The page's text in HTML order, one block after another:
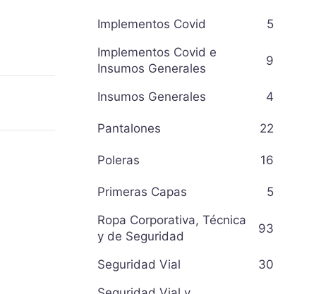
Implementos Covid
5
Implementos Covid e
Insumos Generales
9
Insumos Generales 4
Pantalones 22
Poleras 16
Primeras Capas
5
Ropa Corporativa, Técnica
y de Seguridad
93
Seguridad Vial
30